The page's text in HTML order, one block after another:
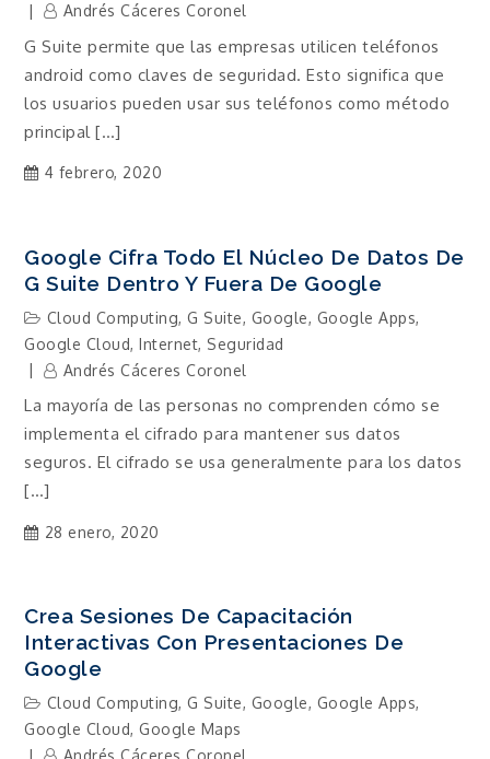
Andrés Cáceres Coronel
G Suite permite que las empresas utilicen teléfonos
android como claves de seguridad. Esto significa que
los usuarios pueden usar sus teléfonos como método
principal […]
4 febrero, 2020
Google Cifra Todo El Núcleo De Datos De
G Suite Dentro Y Fuera De Google
Cloud Computing,G Suite, Google, Google Apps,
Google Cloud,Internet, Seguridad
Andrés Cáceres Coronel
La mayoría de las personas no comprenden cómo se
implementa el cifrado para mantener sus datos
seguros. El cifrado se usa generalmente para los datos
[…]
28 enero, 2020
Crea Sesiones De Capacitación
Interactivas Con Presentaciones De
Google
Cloud Computing,G Suite, Google, Google Apps,
Google Cloud,Google Maps